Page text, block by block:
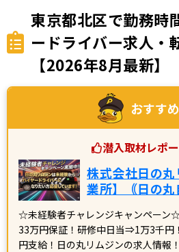
東京都北区で勤務時
ードライバー求人・
【2026年8月最新】
おすす
潜入取材レポ
株式会社日の
業所】｟日の丸
☆未経験者チャレンジキャンペー
33万円保証！研修中日当⇒1万3千
円支給！日の丸リムジンの求人情報！